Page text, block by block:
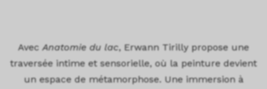
AvecAnatomie du lac, Erwann Tirilly propose une
traversée intime et sensorielle, où la peinture devient
un espace de métamorphose. Une immersion à